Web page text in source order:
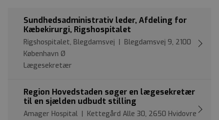
Sundhedsadministrativ leder, Afdeling for
Kæbekirurgi, Rigshospitalet
Rigshospitalet, Blegdamsvej | Blegdamsvej 9, 2100
København Ø
Lægesekretær
Region Hovedstaden søger en lægesekretær
til en sjælden udbudt stilling
Amager Hospital | Kettegård Alle 30, 2650 Hvidovre